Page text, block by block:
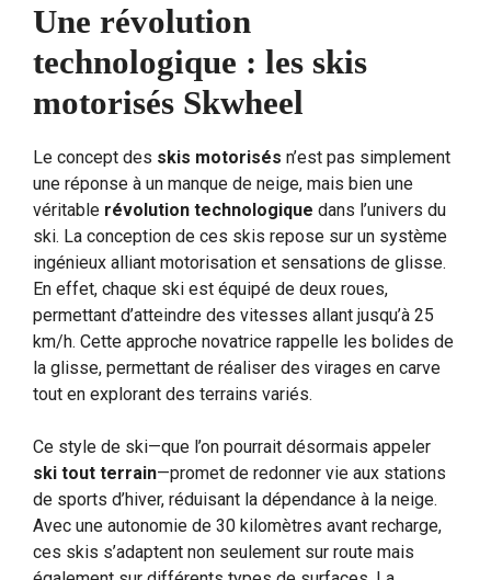
Une révolution
technologique : les skis
motorisés Skwheel
Le concept des skis motorisés n’est pas simplement
une réponse à un manque de neige, mais bien une
véritable révolution technologique dans l’univers du
ski. La conception de ces skis repose sur un système
ingénieux alliant motorisation et sensations de glisse.
En effet, chaque ski est équipé de deux roues,
permettant d’atteindre des vitesses allant jusqu’à 25
km/h. Cette approche novatrice rappelle les bolides de
la glisse, permettant de réaliser des virages en carve
tout en explorant des terrains variés.
Ce style de ski—que l’on pourrait désormais appeler
ski tout terrain—promet de redonner vie aux stations
de sports d’hiver, réduisant la dépendance à la neige.
Avec une autonomie de 30 kilomètres avant recharge,
ces skis s’adaptent non seulement sur route mais